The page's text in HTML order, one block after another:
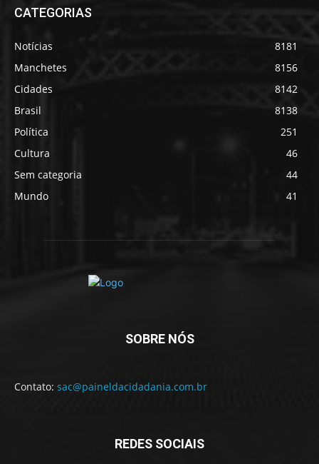
CATEGORIAS
Notícias
8181
Manchetes
8156
Cidades
8142
Brasil
8138
Política
251
Cultura
46
Sem categoria
44
Mundo
41
SOBRE NÓS
Contato: sac@paineldacidadania.com.br
REDES SOCIAIS